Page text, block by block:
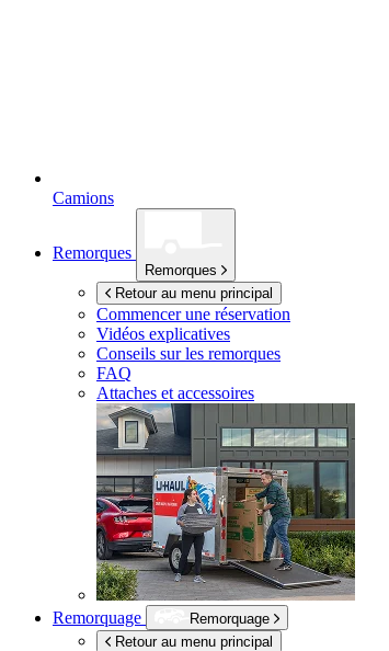
Camions
Remorques
Remorques
Retour au menu principal
Commencer une réservation
Vidéos explicatives
Conseils sur les remorques
FAQ
Attaches et accessoires
Remorquage
Remorquage
Retour au menu principal